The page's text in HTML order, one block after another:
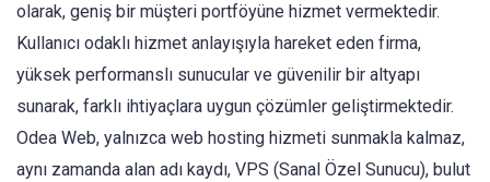
olarak, geniş bir müşteri portföyüne hizmet vermektedir.
Kullanıcı odaklı hizmet anlayışıyla hareket eden firma,
yüksek performanslı sunucular ve güvenilir bir altyapı
sunarak, farklı ihtiyaçlara uygun çözümler geliştirmektedir.
Odea Web, yalnızca web hosting hizmeti sunmakla kalmaz,
aynı zamanda alan adı kaydı, VPS (Sanal Özel Sunucu), bulut